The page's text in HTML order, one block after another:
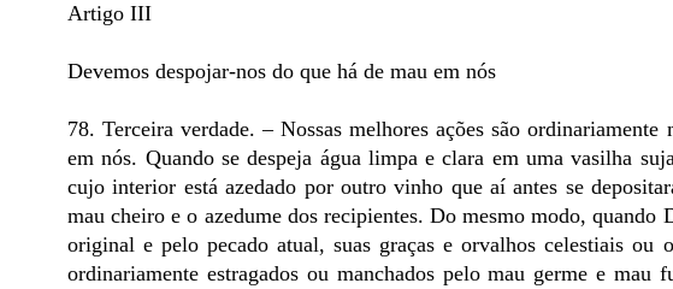
Artigo III
Devemos despojar-nos do que há de mau em nós
78. Terceira verdade. – Nossas melhores ações são
em nós. Quando se despeja água limpa e clara em uma vasilha
cujo interior está azedado por outro vinho que aí antes se
mau cheiro e o azedume dos recipientes. Do mesmo modo, quando
original e pelo pecado atual, suas graças e orvalhos celestiais
ordinariamente estragados ou manchados pelo mau germe e mau